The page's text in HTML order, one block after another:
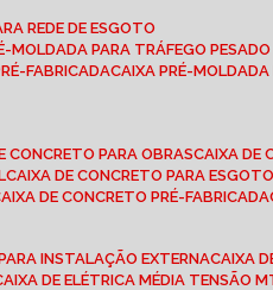
REDE DE ESGOTO
MOLDADA PARA TRÁFEGO PESADO
FABRICADA CAIXA PRÉ-
CONCRETO PARA OBRAS
CAIXA
CAIXA DE CONCRETO PARA ESGOTO
CAIXA DE CONCRETO PRÉ-FABRICADA
PARA INSTALAÇÃO EXTERNA CAIXA
CAIXA DE ELÉTRICA MÉDIA TENSÃO